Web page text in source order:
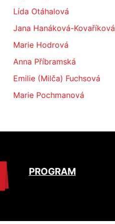
Lída Otáhalová
Jana Hanáková-Kovaříková
Marie Hodrová
Anna Příbramská
Emilie (Milča) Fuchsová
Marie Pochmanová
PROGRAM